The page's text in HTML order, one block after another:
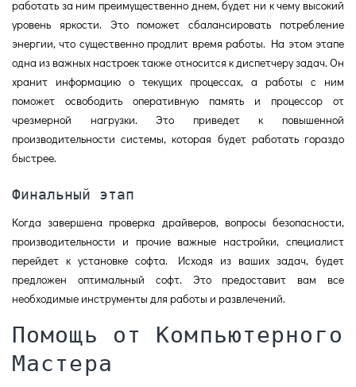
работать за ним преимущественно днем, будет ни к чему высокий
уровень яркости. Это поможет сбалансировать потребление
энергии, что существенно продлит время работы. На этом этапе
одна из важных настроек также относится к диспетчеру задач. Он
хранит информацию о текущих процессах, а работы с ним
поможет освободить оперативную память и процессор от
чрезмерной нагрузки. Это приведет к повышенной
производительности системы, которая будет работать гораздо
быстрее.
Финальный этап
Когда завершена проверка драйверов, вопросы безопасности,
производительности и прочие важные настройки, специалист
перейдет к установке софта. Исходя из ваших задач, будет
предложен оптимальный софт. Это предоставит вам все
необходимые инструменты для работы и развлечений.
Помощь от Компьютерного
Мастера